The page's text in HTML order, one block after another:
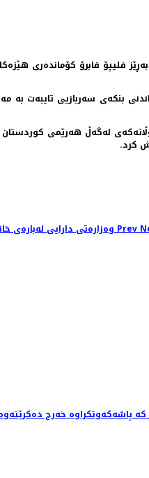
لە بەڕێز فلیپۆ فابرۆ
بنکەی سەربازیی تایبەت
لەگەڵ هەرێمی
كرد.
Previous article: وەزارەتی دارایی لەبارەی خانەنشینی پلە تایبەتییەکان حەوت بڕیاری دەرکردPrev